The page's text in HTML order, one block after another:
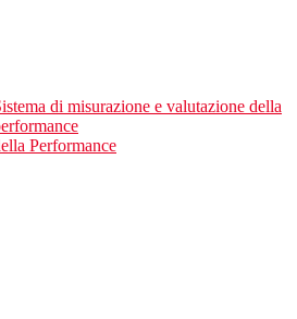
di misurazione e valutazione della
Performance